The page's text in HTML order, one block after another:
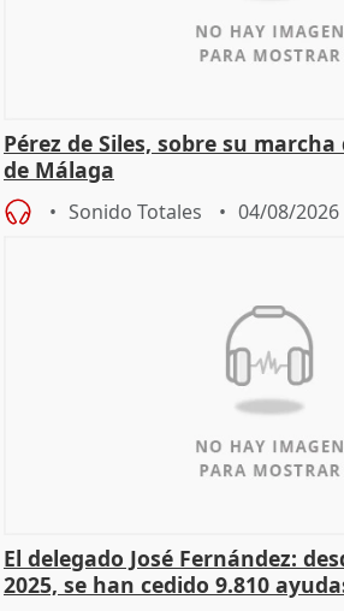
Pérez de Siles, sobre su
de Málaga
Sonido Totales 04/08/2026
El delegado José Fernández:
2025, se han cedido 9.810